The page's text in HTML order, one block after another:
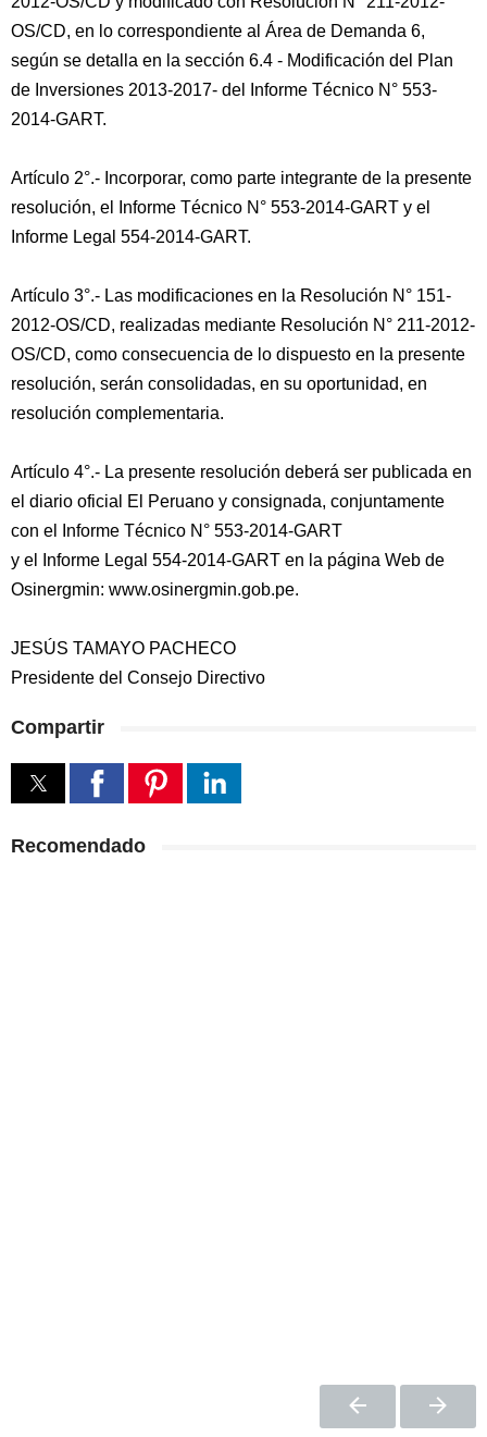
OS/CD, en lo correspondiente al Área de Demanda 6,
según se detalla en la sección 6.4 - Modificación del Plan
de Inversiones 2013-2017- del Informe Técnico N° 553-
2014-GART.
Artículo 2°.- Incorporar, como parte integrante de la presente
resolución, el Informe Técnico N° 553-2014-GART y el
Informe Legal 554-2014-GART.
Artículo 3°.- Las modificaciones en la Resolución N° 151-
2012-OS/CD, realizadas mediante Resolución N° 211-2012-
OS/CD, como consecuencia de lo dispuesto en la presente
resolución, serán consolidadas, en su oportunidad, en
resolución complementaria.
Artículo 4°.- La presente resolución deberá ser publicada en
el diario oficial El Peruano y consignada, conjuntamente
con el Informe Técnico N° 553-2014-GART
y el Informe Legal 554-2014-GART en la página Web de
Osinergmin: www.osinergmin.gob.pe.
JESÚS TAMAYO PACHECO
Presidente del Consejo Directivo
Compartir
Recomendado